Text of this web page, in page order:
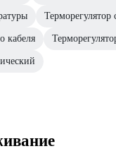
Терморегулятор
кабеля